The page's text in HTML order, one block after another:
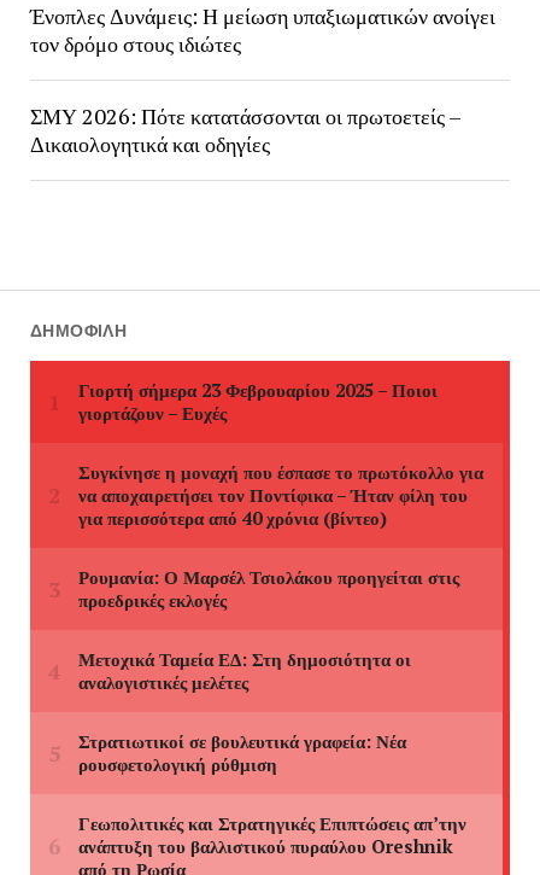
Ένοπλες Δυνάμεις: Η μείωση υπαξιωματικών ανοίγει
τον δρόμο στους ιδιώτες
ΣΜΥ 2026: Πότε κατατάσσονται οι πρωτοετείς –
Δικαιολογητικά και οδηγίες
ΔΗΜΟΦΙΛΉ